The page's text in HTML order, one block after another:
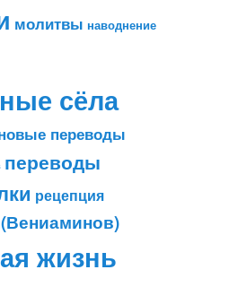
молитвы наводнение
сёла
переводы
переводы
рецепция
жизнь